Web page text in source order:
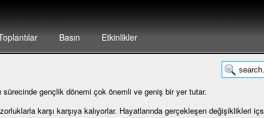
Basın Etkinlikler
sürecinde gençlik dönemi çok önemli ve geniş bir yer tutar.
karşı karşıya kalıyorlar. Hayatlarında gerçekleşen değişiklikleri